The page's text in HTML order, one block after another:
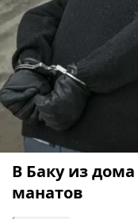
В Баку из
манатов